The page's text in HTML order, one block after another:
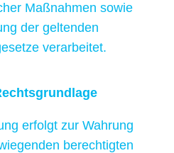
Maßnahmen sowie
der geltenden
verarbeitet.
erfolgt zur Wahrung
berechtigten